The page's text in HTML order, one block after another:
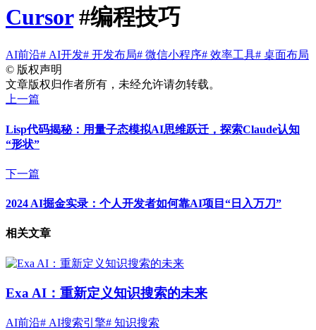
Cursor#编程技巧
AI前沿# AI开发# 开发布局# 微信小程序# 效率工具# 桌面布局
© 版权声明
文章版权归作者所有，未经允许请勿转载。
上一篇
Lisp代码揭秘：用量子态模拟AI思维跃迁，探索Claude认知
“形状”
下一篇
2024 AI掘金实录：个人开发者如何靠AI项目“日入万刀”
相关文章
Exa AI：重新定义知识搜索的未来
AI前沿# AI搜索引擎# 知识搜索